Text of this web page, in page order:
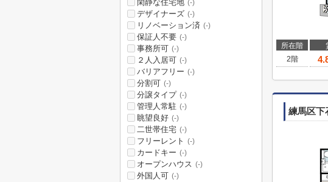
所在階
2階
練馬区下
閑静な住宅地 (-)
デザイナーズ (-)
リノベーション済 (-)
保証人不要 (-)
事務所可 (-)
２人入居可 (-)
バリアフリー (-)
分割可 (-)
分譲タイプ (-)
管理人常駐 (-)
眺望良好 (-)
二世帯住宅 (-)
フリーレント (-)
カードキー (-)
オープンハウス (-)
外国人可 (-)